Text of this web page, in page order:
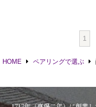
1
HOME ペアリングで選ぶ